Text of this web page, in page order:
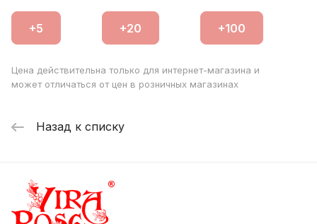
Цена действительна только для интернет-магазина и
может отличаться от цен в розничных магазинах
Назад к списку